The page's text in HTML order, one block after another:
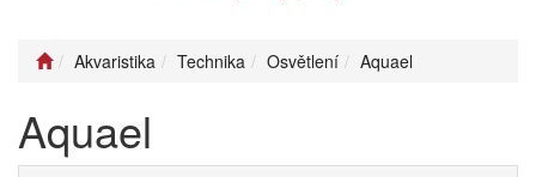
Akvaristika Technika Osvětlení Aquael
Aquael